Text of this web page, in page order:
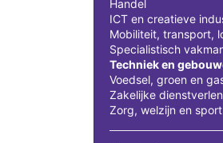
Handel
ICT en creatieve
Mobiliteit, transport,
Specialistisch
Techniek en
Voedsel, groen en
Zakelijke
Zorg, welzijn en sport